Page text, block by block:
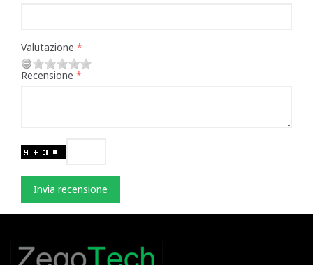
Valutazione
Recensione
Invia recensione